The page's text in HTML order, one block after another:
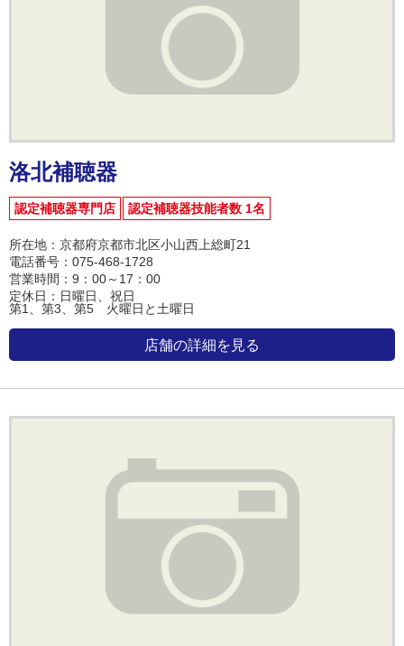
洛北補聴器
認定補聴器専門店 認定補聴器技能者数 1名
所在地：京都府京都市北区小山西上総町21
電話番号：075-468-1728
営業時間：9：00～17：00
定休日：日曜日、祝日
第1、第3、第5 火曜日と土曜日
店舗の詳細を見る